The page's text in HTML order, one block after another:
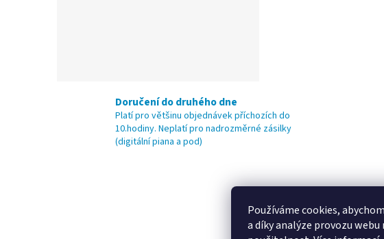
Používáme cookies,
a díky analýze provozu
Doručení do druhého dne
Platí pro většinu objednávek příchozích do
10.hodiny. Neplatí pro nadrozměrné zásilky
(digitální piana a pod)